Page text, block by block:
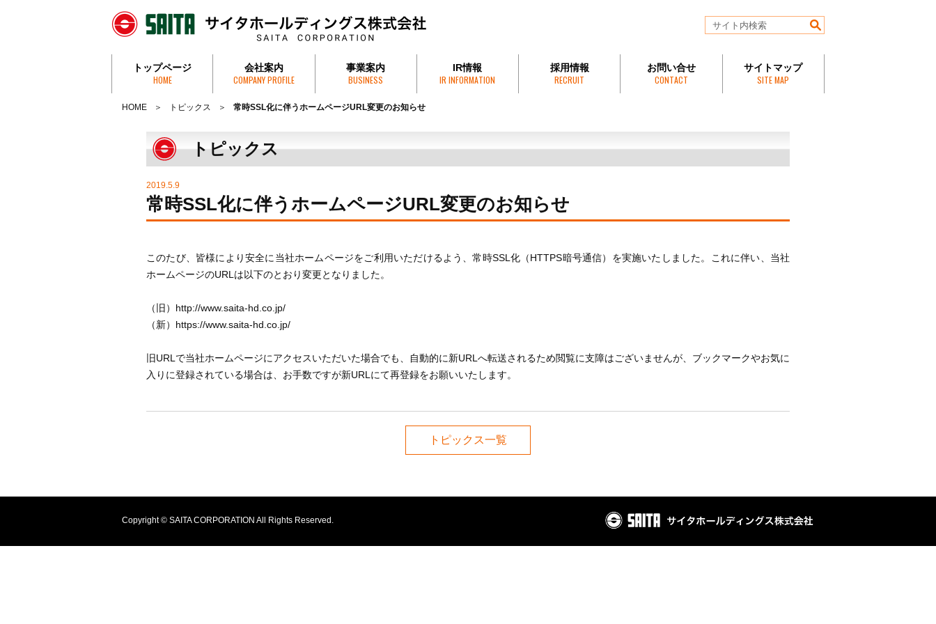
トップページ
HOME
会社案内
COMPANY PROFILE
社長挨拶・社是
会社概要
沿革
組織図
事務所一覧
特定個人情報取引方針
事業案内
BUSINESS
株式会社才田組
才田砕石工業株式会社
HUE FOODS COMPANY
フエフーズ・ジャパン株式会社
株式会社サイテックス
有限会社賀和運送
IR情報
IR INFORMATION
採用情報
RECRUIT
お問い合せ
CONTACT
サイトマップ
SITE MAP
HOME トピックス 常時SSL化に伴うホームページURL変更のお知らせ
トピックス
2019.5.9
常時SSL化に伴うホームページURL変更のお知らせ
このたび、皆様により安全に当社ホームページをご利用いただけるよう、常時SSL化（HTTPS暗号通信）を実施いたしました。これに伴い、当社
ホームページのURLは以下のとおり変更となりました。
（旧）http://www.saita-hd.co.jp/
（新）https://www.saita-hd.co.jp/
旧URLで当社ホームページにアクセスいただいた場合でも、自動的に新URLへ転送されるため閲覧に支障はございませんが、ブックマークやお気に
入りに登録されている場合は、お手数ですが新URLにて再登録をお願いいたします。
トピックス一覧
Copyright © SAITA CORPORATION All Rights Reserved.